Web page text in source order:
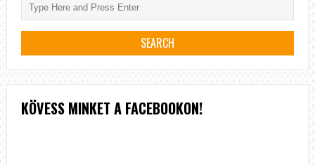
KÖVESS MINKET A FACEBOOKON!